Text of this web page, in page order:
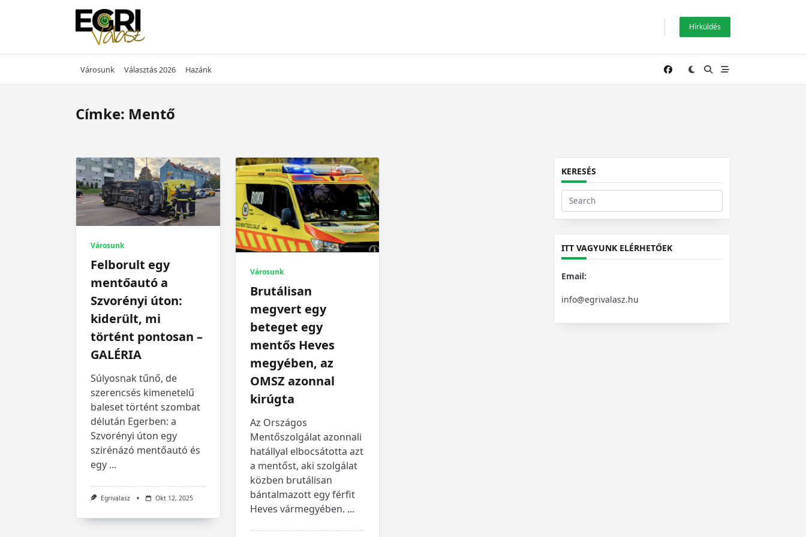
Hírküldés
Városunk Választás 2026 Hazánk
Címke: Mentő
Városunk
Felborult egy
mentőautó a
Szvorényi úton:
kiderült, mi
történt pontosan –
GALÉRIA
Súlyosnak tűnő, de
szerencsés kimenetelű
baleset történt szombat
délután Egerben: a
Szvorényi úton egy
szirénázó mentőautó és
egy ...
Egrivalasz Okt 12, 2025
Városunk
Brutálisan
megvert egy
beteget egy
mentős Heves
megyében, az
OMSZ azonnal
kirúgta
Az Országos
Mentőszolgálat azonnali
hatállyal elbocsátotta azt
a mentőst, aki szolgálat
közben brutálisan
bántalmazott egy férfit
Heves vármegyében. ...
KERESÉS
Search
for:
ITT VAGYUNK ELÉRHETŐEK
Email:
info@egrivalasz.hu